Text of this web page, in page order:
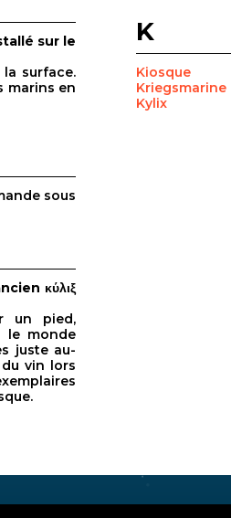
sur le
surface.
marins en
sous
κύλιξ
un pied,
le monde
juste au-
vin lors
K
Kiosque
Kriegsmarine
Kylix